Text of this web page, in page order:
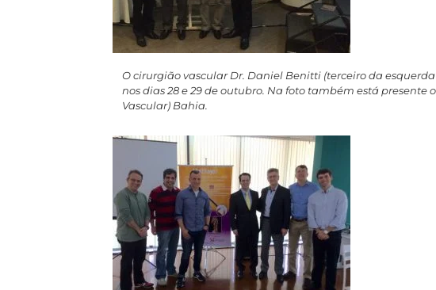
O cirurgião vascular Dr. Daniel Benitti (terceiro da
nos dias 28 e 29 de outubro. Na foto também está
Vascular) Bahia.